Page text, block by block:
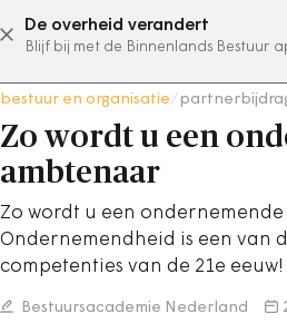
De overheid verandert
Blijf bij met de Binnenlands Bestuur
abonneer nu
bestuur en organisatie
Zo wordt u een
ambtenaar
Zo wordt u een
Ondernemendheid is een van
competenties van de 21e eeuw!
Bestuursacademie Nederland